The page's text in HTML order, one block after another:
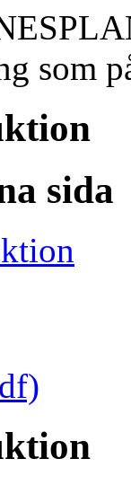
som
sida